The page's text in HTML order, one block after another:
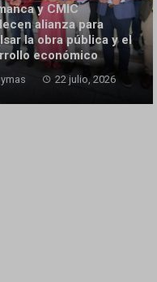
y CMIC
alianza para
la obra pública y el
económico
22 julio, 2026